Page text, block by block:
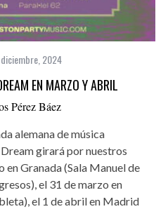
2024
EN MARZO Y ABRIL
Pérez Báez
alemana de música
girará por nuestros
en Granada (Sala Manuel de
el 31 de marzo en
el 1 de abril en Madrid